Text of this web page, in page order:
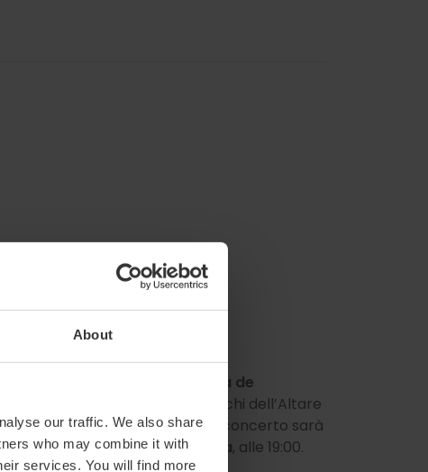
About
our traffic. We also share
who may combine it with
services. You will find more
Capella de
quelli degli angeli degli affreschi dell’Altare
di Arte Drammatica . Il concerto sarà
de Campaners di Valencia, alle 19:00.